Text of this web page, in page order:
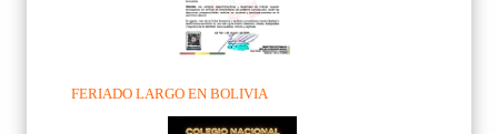
FERIADO LARGO EN BOLIVIA